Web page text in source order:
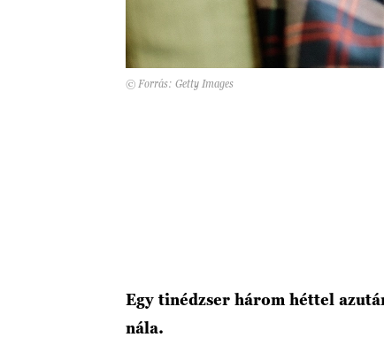
© Forrás: Getty Images
Egy tinédzser három héttel
nála.